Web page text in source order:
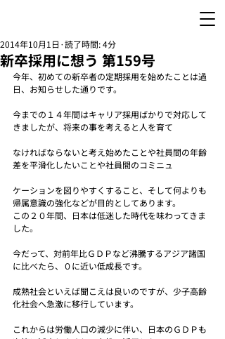
新卒採用に想う 第159号
2014年10月1日 読了時間: 4分
今年、初めての新卒者の定期採用を始めたことは過
日、お知らせした通りです。
今までの１４年間はキャリア採用ばかりで対応して
きましたが、将来の事を考えると人を育て
なければならないと考え始めたことや社員間の年齢
差を平滑化したいことや社員間のコミニュ
ケーションを図りやすくすること、そして何よりも
帰属意識の強化などが目的としてあります。
この２０年間、日本は低迷した時代を味わってきま
した。
今だって、対前年比ＧＤＰなど沸騰するアジア諸国
に比べたら、０に近い低成長です。
成熟社会といえば聞こえは良いのですが、少子高齢
化社会へ急激に移行しています。
これからは労働人口の減少に伴い、日本のＧＤＰも